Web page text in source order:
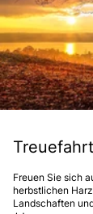
Freuen Sie sich
herbstlichen
Landschaften